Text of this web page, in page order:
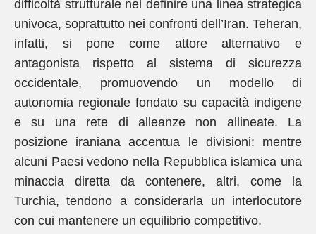
difficoltà strutturale nel definire una linea strategica
univoca, soprattutto nei confronti dell’Iran. Teheran,
infatti, si pone come attore alternativo e
antagonista rispetto al sistema di sicurezza
occidentale, promuovendo un modello di
autonomia regionale fondato su capacità indigene
e su una rete di alleanze non allineate. La
posizione iraniana accentua le divisioni: mentre
alcuni Paesi vedono nella Repubblica islamica una
minaccia diretta da contenere, altri, come la
Turchia, tendono a considerarla un interlocutore
con cui mantenere un equilibrio competitivo.